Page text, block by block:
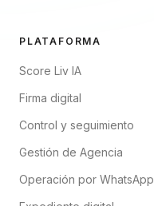
PLATAFORMA
Score Liv IA
Firma digital
Control y seguimiento
Gestión de Agencia
Operación por WhatsApp